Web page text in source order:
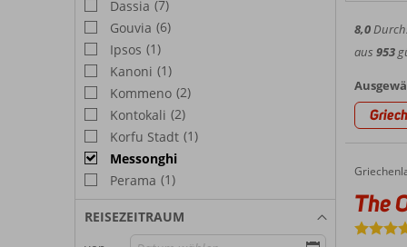
Dassia (7)
Gouvia (6)
Ipsos (1)
Kanoni (1)
Kommeno (2)
Kontokali (2)
Korfu Stadt (1)
Messonghi
Perama (1)
REISEZEITRAUM
Nicht
in
Sie
Küste
Bei
8,0
aus 953
Home
The Olivar Suites
The